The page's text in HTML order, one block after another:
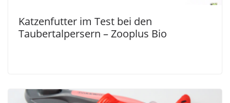
Katzenfutter im Test bei den
Taubertalpersern – Zooplus Bio